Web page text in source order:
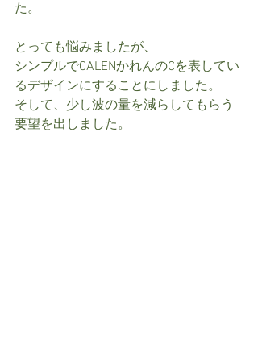
た。
とっても悩みましたが、
シンプルでCALENかれんのCを表してい
るデザインにすることにしました。
そして、少し波の量を減らしてもらう
要望を出しました。